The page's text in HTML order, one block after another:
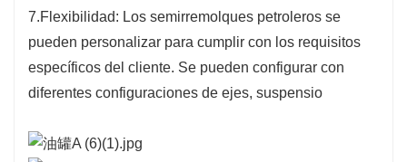
7.Flexibilidad: Los semirremolques petroleros se
pueden personalizar para cumplir con los requisitos
específicos del cliente. Se pueden configurar con
diferentes configuraciones de ejes, suspensio